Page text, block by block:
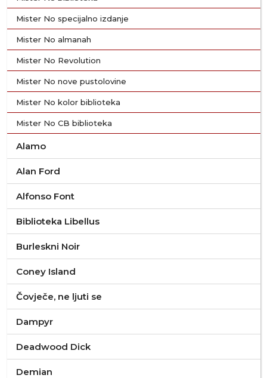
Mister No specijalno izdanje
Mister No almanah
Mister No Revolution
Mister No nove pustolovine
Mister No kolor biblioteka
Mister No CB biblioteka
Alamo
Alan Ford
Alfonso Font
Biblioteka Libellus
Burleskni Noir
Coney Island
Čovječe, ne ljuti se
Dampyr
Deadwood Dick
Demian